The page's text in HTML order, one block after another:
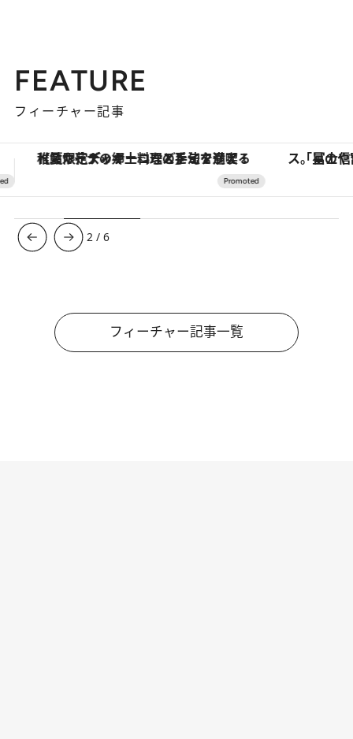
FEATURE
フィーチャー記事
「星のや富士」でデジタルデトックス。冨士信仰の歴史を辿り、心身を調える。 【銀座で出合う最旬美容】美髪ケアや上質
3 /6
フィーチャー記事一覧